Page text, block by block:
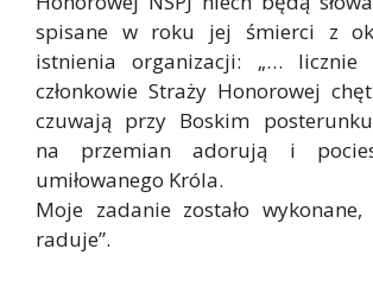
spisane w roku jej śmierci z
istnienia organizacji: „… licznie
członkowie Straży Honorowej
czuwają przy Boskim
na przemian adorują i
umiłowanego Króla.
Moje zadanie zostało
raduje”.